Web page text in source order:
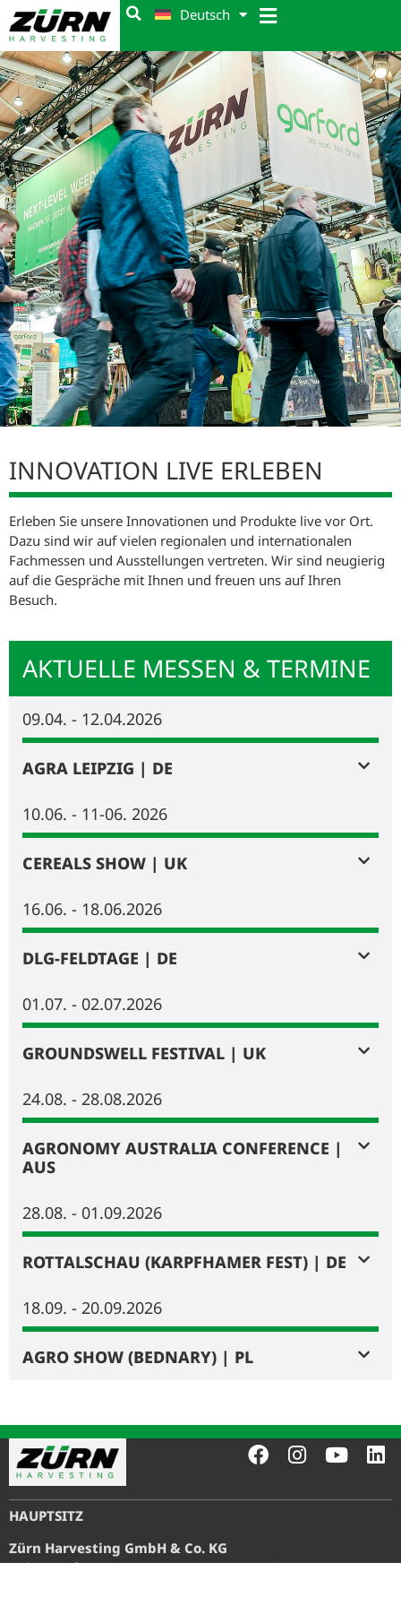
Deutsch
INNOVATION LIVE ERLEBEN
Erleben Sie unsere Innovationen und Produkte live vor Ort.
Dazu sind wir auf vielen regionalen und internationalen
Fachmessen und Ausstellungen vertreten. Wir sind neugierig
auf die Gespräche mit Ihnen und freuen uns auf Ihren
Besuch.
AKTUELLE MESSEN & TERMINE
09.04. - 12.04.2026
AGRA LEIPZIG | DE
10.06. - 11-06. 2026
CEREALS SHOW | UK
16.06. - 18.06.2026
DLG-FELDTAGE | DE
01.07. - 02.07.2026
GROUNDSWELL FESTIVAL | UK
24.08. - 28.08.2026
AGRONOMY AUSTRALIA CONFERENCE |
AUS
28.08. - 01.09.2026
ROTTALSCHAU (KARPFHAMER FEST) | DE
18.09. - 20.09.2026
AGRO SHOW (BEDNARY) | PL
HAUPTSITZ
Zürn Harvesting GmbH & Co. KG
Eichenstraße 27, D-74747 Ravenstein-Merchingen